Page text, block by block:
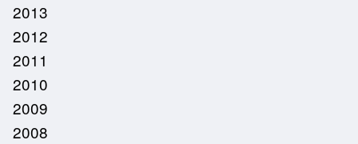
2013
2012
2011
2010
2009
2008